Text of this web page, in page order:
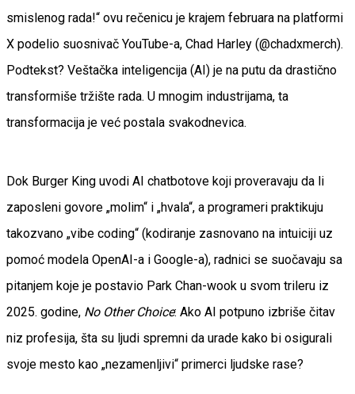
smislenog rada!“ ovu rečenicu je krajem februara na platformi
X podelio suosnivač YouTube-a, Chad Harley (@chadxmerch).
Podtekst? Veštačka inteligencija (AI) je na putu da drastično
transformiše tržište rada. U mnogim industrijama, ta
transformacija je već postala svakodnevica.
Dok Burger King uvodi AI chatbotove koji proveravaju da li
zaposleni govore „molim“ i „hvala“, a programeri praktikuju
takozvano „vibe coding“ (kodiranje zasnovano na intuiciji uz
pomoć modela OpenAI-a i Google-a), radnici se suočavaju sa
pitanjem koje je postavio Park Chan-wook u svom trileru iz
2025. godine, No Other Choice: Ako AI potpuno izbriše čitav
niz profesija, šta su ljudi spremni da urade kako bi osigurali
svoje mesto kao „nezamenljivi“ primerci ljudske rase?